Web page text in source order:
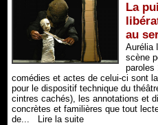
La
au
Aurélia
scène
paroles
comédies et actes de celui-ci sont
pour le dispositif technique du
cintres cachés), les annotations et
concrètes et familières que tout
de...
Lire la suite